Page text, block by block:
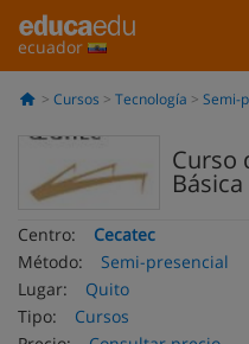
ecuador
Cursos Tecnología Semi-
Curso
Centro:
Cecatec
Método:
Semi-presencial
Lugar:
Quito
Tipo:
Cursos